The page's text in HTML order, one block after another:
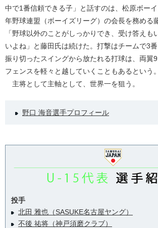
中で1番信頼できる子」と話すのは、松原ボー
年野球連盟（ボーイズリーグ）の会長を務める
「野球以外のことがしっかりでき、受け答えも
いよね」と藤田氏は続けた。打撃はチームで3
振り切ったスイングから放たれる打球は、両翼
フェンスを軽々と越していくこともあるという。
主将として主軸として、世界一を狙う。
野口 海音選手プロフィール
投手
北田 雅也（SASUKE名古屋ヤング）
不後 祐将（神戸須磨クラブ）